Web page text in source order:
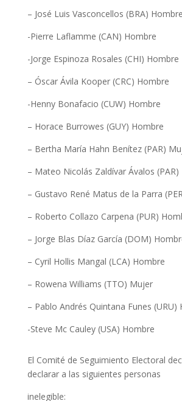
– José Luis Vasconcellos (BRA) Hombre
-Pierre Laflamme (CAN) Hombre
-Jorge Espinoza Rosales (CHI) Hombre
– Óscar Ávila Kooper (CRC) Hombre
-Henny Bonafacio (CUW) Hombre
– Horace Burrowes (GUY) Hombre
– Bertha María Hahn Benítez (PAR)
– Mateo Nicolás Zaldívar Ávalos (PAR)
– Gustavo René Matus de la Parra
– Roberto Collazo Carpena (PUR)
– Jorge Blas Díaz García (DOM)
– Cyril Hollis Mangal (LCA) Hombre
– Rowena Williams (TTO) Mujer
– Pablo Andrés Quintana Funes (URU)
-Steve Mc Cauley (USA) Hombre
El Comité de Seguimiento Electoral
declarar a las siguientes personas
inelegible: